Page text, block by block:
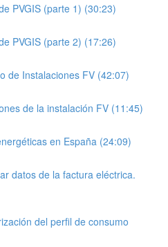
PVGIS (parte 1) (30:23)
PVGIS (parte 2) (17:26)
de Instalaciones FV (42:07)
de la instalación FV (11:45)
en España (24:09)
datos de la factura eléctrica.
del perfil de consumo